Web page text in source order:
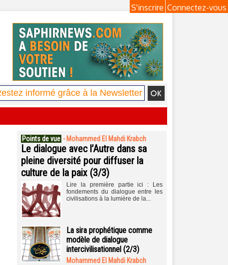
Connectez-vous
S'inscrire
Points de vue - Mohammed El Mahdi Krabch
Le dialogue avec l’Autre dans sa
pleine diversité pour diffuser la
culture de la paix (3/3)
Lire la première partie ici : Les
fondements du dialogue entre les
civilisations à la lumière de la...
La sira prophétique comme
modèle de dialogue
intercivilisationnel (2/3)
Mohammed El Mahdi Krabch